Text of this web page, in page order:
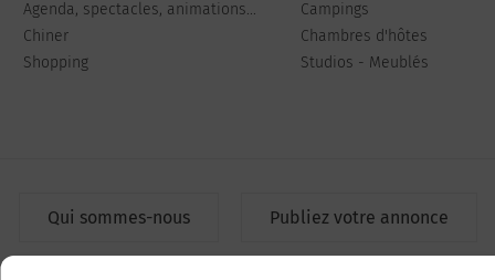
Agenda, spectacles, animations...
Chiner
Shopping
Campings
Chambres d'hôtes
Studios - Meublés
Qui sommes-nous Publiez votre annonce